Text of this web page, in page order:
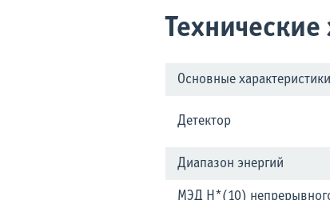
Технические
Основные характеристики
Детектор
Диапазон энергий
МЭД H*(10)